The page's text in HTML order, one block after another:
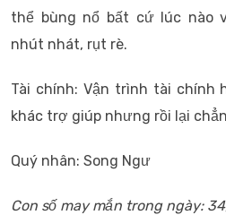
thể bùng nổ bất cứ lúc nào
nhút nhát, rụt rè.
Tài chính: Vận trình tài chính
khác trợ giúp nhưng rồi lại
Quý nhân: Song Ngư
Con số may mắn trong ngày: